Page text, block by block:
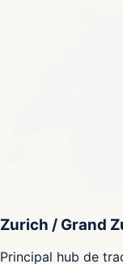
Zurich / Grand
Principal hub de